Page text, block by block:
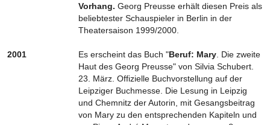
Vorhang. Georg Preusse erhält diesen Preis als
beliebtester Schauspieler in Berlin in der
Theatersaison 1999/2000.
2001 Es erscheint das Buch "Beruf: Mary . Die zweite
Haut des Georg Preusse" von Silvia Schubert.
23. März. Offizielle Buchvorstellung auf der
Leipziger Buchmesse. Die Lesung in Leipzig
und Chemnitz der Autorin, mit Gesangsbeitrag
von Mary zu den entsprechenden Kapiteln und